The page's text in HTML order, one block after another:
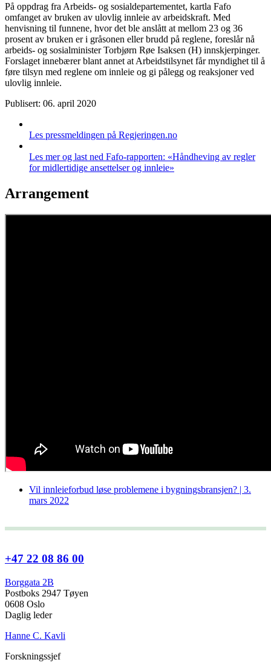
På oppdrag fra Arbeids- og sosialdepartementet, kartla Fafo
omfanget av bruken av ulovlig innleie av arbeidskraft. Med
henvisning til funnene, hvor det ble anslått at mellom 23 og 36
prosent av bruken er i gråsonen eller brudd på reglene, foreslår nå
arbeids- og sosialminister Torbjørn Røe Isaksen (H) innskjerpinger.
Forslaget innebærer blant annet at Arbeidstilsynet får myndighet til å
føre tilsyn med reglene om innleie og gi pålegg og reaksjoner ved
ulovlig innleie.
Publisert: 06. april 2020
Les pressmeldingen på Regjeringen.no
Les mer og last ned Fafo-rapporten: «Håndheving av regler
for midlertidige ansettelser og innleie»
Arrangement
Vil innleieforbud løse problemene i bygningsbransjen? | 3.
mars 2022
+47 22 08 86 00
Borggata 2B
Postboks 2947 Tøyen
0608 Oslo
Daglig leder
Hanne C. Kavli
Forskningssjef